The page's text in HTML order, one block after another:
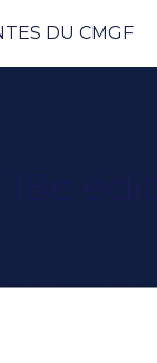
DU CMGF